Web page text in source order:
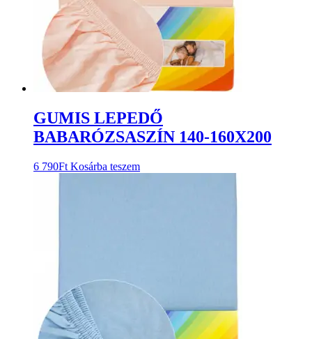
GUMIS LEPEDŐ
BABARÓZSASZÍN 140-160X200
6 790Ft Kosárba teszem